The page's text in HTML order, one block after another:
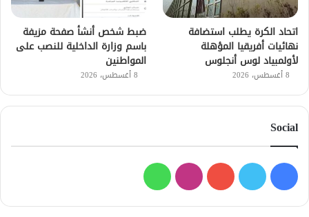
اتحاد الكرة يطلب استضافة
نهائيات أفريقيا المؤهلة
لأولمبياد لوس أنجلوس
8 أغسطس، 2026
ضبط شخص أنشأ صفحة مزيفة
باسم وزارة الداخلية للنصب على
المواطنين
8 أغسطس، 2026
Social
فيسبوك
تويتر يوتيوبانستقرامواتساب